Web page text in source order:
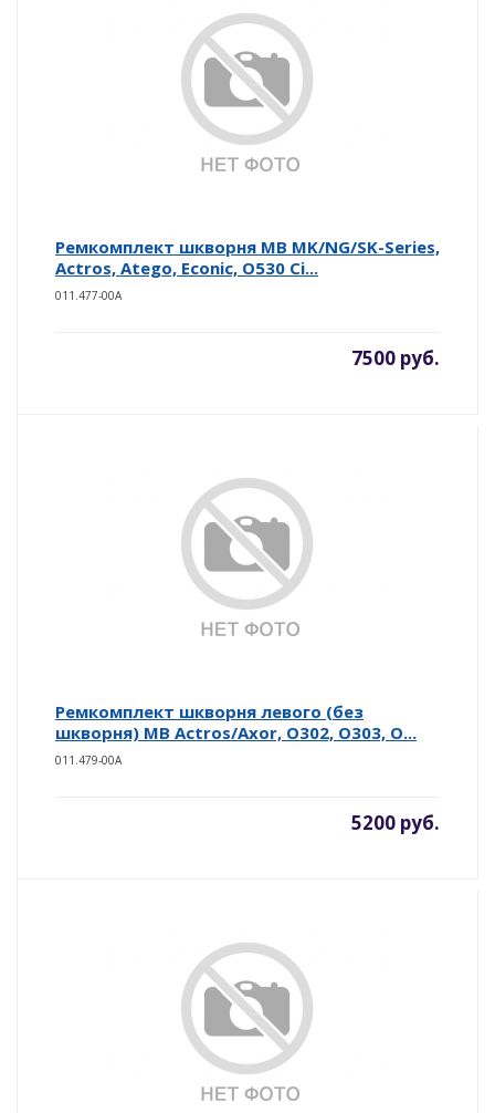
Ремкомплект шкворня MB MK/NG/SK-Series,
Actros, Atego, Econic, O530 Ci...
011.477-00A
7500 руб.
Ремкомплект шкворня левого (без
шкворня) MB Actros/Axor, O302, O303, O...
011.479-00A
5200 руб.